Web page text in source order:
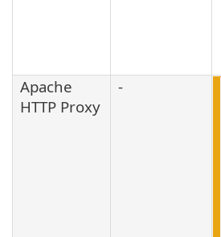
Apache
HTTP Proxy
-